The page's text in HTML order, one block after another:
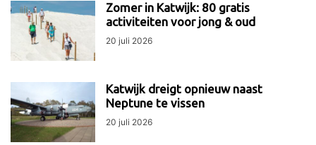
Zomer in Katwijk: 80 gratis
activiteiten voor jong & oud
20 juli 2026
Katwijk dreigt opnieuw naast
Neptune te vissen
20 juli 2026